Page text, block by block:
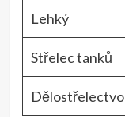
Lehký
Střelec tanků
Dělostřelectvo